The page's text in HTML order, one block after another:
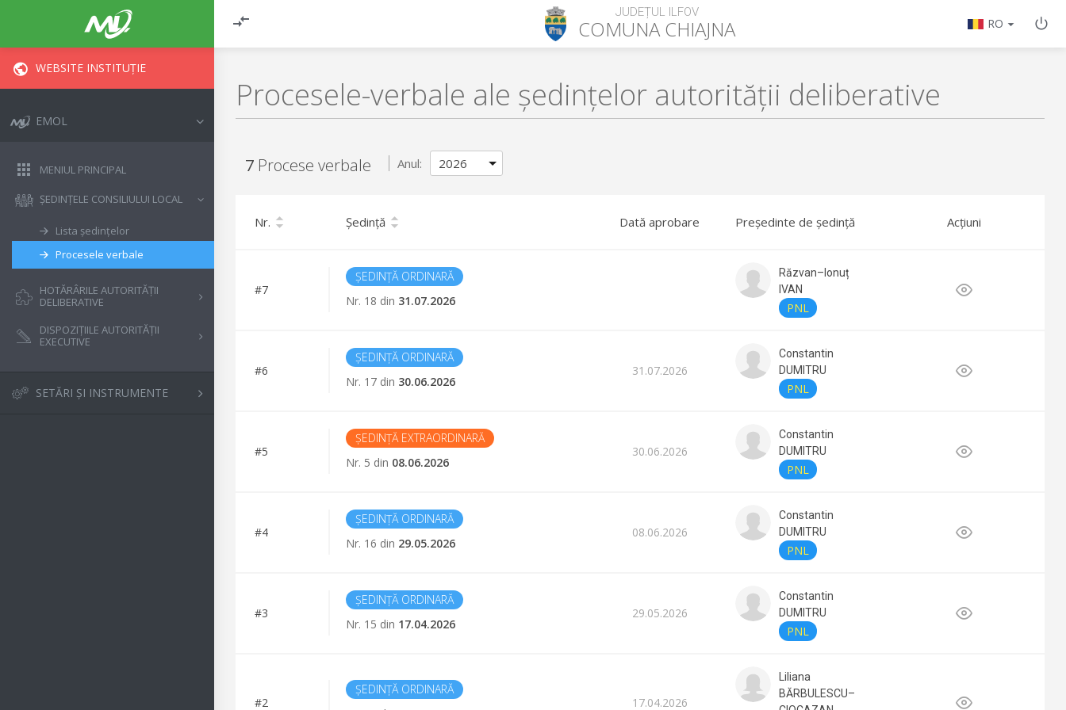
JUDEȚUL ILFOV
COMUNACHIAJNA RO
WEBSITE INSTITUȚIE
EMOL
MENIUL PRINCIPAL
ȘEDINȚELE CONSILIULUI LOCAL
Lista ședințelor
Procesele verbale
HOTĂRÂRILE AUTORITĂȚII
DELIBERATIVE
DISPOZIȚIILE AUTORITĂȚII
EXECUTIVE
SETĂRI ȘI INSTRUMENTE
Procesele-verbale ale ședințelor autorității deliberative
7 Procese verbale Anul:
Nr. Ședință Dată aprobare Președinte de ședință Acțiuni
#7
ȘEDINȚĂ ORDINARĂ
Nr. 18 din 31.07.2026
Răzvan–Ionuț
IVAN
PNL
#6
ȘEDINȚĂ ORDINARĂ
Nr. 17 din 30.06.2026
31.07.2026
Constantin
DUMITRU
PNL
#5
ȘEDINȚĂ EXTRAORDINARĂ
Nr. 5 din 08.06.2026
30.06.2026
Constantin
DUMITRU
PNL
#4
ȘEDINȚĂ ORDINARĂ
Nr. 16 din 29.05.2026
08.06.2026
Constantin
DUMITRU
PNL
#3
ȘEDINȚĂ ORDINARĂ
Nr. 15 din 17.04.2026
29.05.2026
Constantin
DUMITRU
PNL
#2
ȘEDINȚĂ ORDINARĂ
17.04.2026
Liliana
BĂRBULESCU–